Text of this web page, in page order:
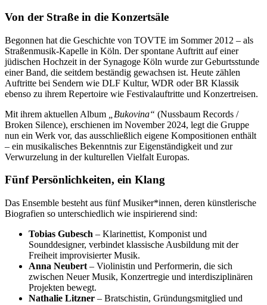
Von der Straße in die Konzertsäle
Begonnen hat die Geschichte von TOVTE im Sommer 2012 – als
Straßenmusik-Kapelle in Köln. Der spontane Auftritt auf einer
jüdischen Hochzeit in der Synagoge Köln wurde zur Geburtsstunde
einer Band, die seitdem beständig gewachsen ist. Heute zählen
Auftritte bei Sendern wie DLF Kultur, WDR oder BR Klassik
ebenso zu ihrem Repertoire wie Festivalauftritte und Konzertreisen.
Mit ihrem aktuellen Album
„Bukovina“ (Nussbaum Records /
Broken Silence), erschienen im November 2024, legt die Gruppe
nun ein Werk vor, das ausschließlich eigene Kompositionen enthält
– ein musikalisches Bekenntnis zur Eigenständigkeit und zur
Verwurzelung in der kulturellen Vielfalt Europas.
Fünf Persönlichkeiten, ein Klang
Das Ensemble besteht aus fünf Musiker*innen, deren künstlerische
Biografien so unterschiedlich wie inspirierend sind:
Tobias Gubesch – Klarinettist, Komponist und
Sounddesigner, verbindet klassische Ausbildung mit der
Freiheit improvisierter Musik.
Anna Neubert – Violinistin und Performerin, die sich
zwischen Neuer Musik, Konzertregie und interdisziplinären
Projekten bewegt.
Nathalie Litzner – Bratschistin, Gründungsmitglied und